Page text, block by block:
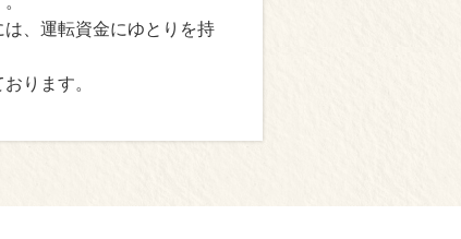
、運転資金にゆとりを持
ります。